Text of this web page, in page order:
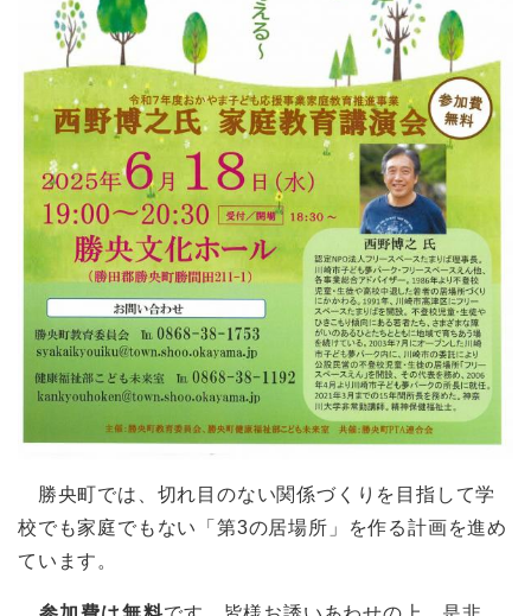
勝央町では、切れ目のない関係づくりを目指して学
校でも家庭でもない「第3の居場所」を作る計画を進め
ています。